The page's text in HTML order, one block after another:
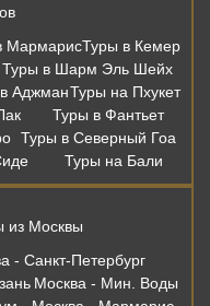
Мармарис Туры в Кемер
Туры в Шарм Эль Шейх
АджманТуры на Пхукет
Туры на Бали
из Москвы